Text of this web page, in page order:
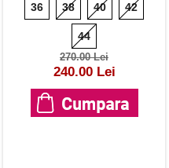
36 38 40 42
44
270.00 Lei
240.00 Lei